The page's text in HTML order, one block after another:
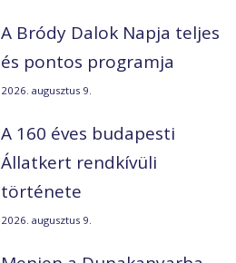
A Bródy Dalok Napja teljes
és pontos programja
2026. augusztus 9.
A 160 éves budapesti
Állatkert rendkívüli
története
2026. augusztus 9.